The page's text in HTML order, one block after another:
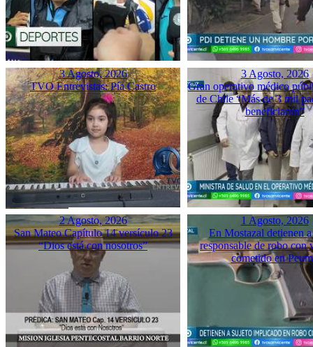
3 Agosto, 2026
TVO Entrevistas: Pía Castro
3 Agosto, 2026
Gran operativo médico
de Chile “Más de 3 mil
beneficiaron”
2 Agosto, 2026
San Mateo Capítulo 14 versículo 23
“Dios está con nosotros”
1 Agosto, 2026
En Mostazal detienen
responsable de robo con
cometido en